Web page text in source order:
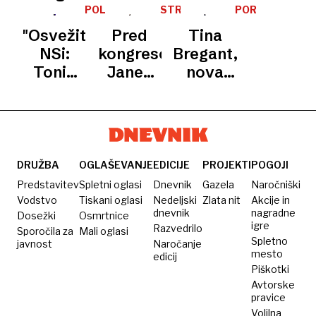
predstavila
svoji
viziji
afer
izbira
novega
šefa, v
Vrtovec
izzvala
Goloba
pri
naskoku
POLITIKA
"Osvežitev"
NSi:
Tonin
ker
z Janšo
STRANKA
Pred
kongresom:
Janez
bo
sprejel
svoj
deseti
mandat
PORTRET
Tina
Bregant,
nova
Slovenske
ljudske
stranke
DRUŽBA
Predstavitev
Vodstvo
Dosežki
Sporočila za
javnost
OGLAŠEVANJE
Spletni oglasi
Tiskani oglasi
Osmrtnice
Mali oglasi
EDICIJE
Dnevnik
Nedeljski
dnevnik
Razvedrilo
Naročanje
edicij
PROJEKTI
Gazela
Zlata nit
POGOJI
Naročniški
Akcije in
nagradne
igre
Spletno
mesto
Piškotki
Avtorske
pravice
Volilna